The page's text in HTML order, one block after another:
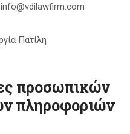
info@vdilawfirm.com
Πατίλη
προσωπικών
πληροφοριών